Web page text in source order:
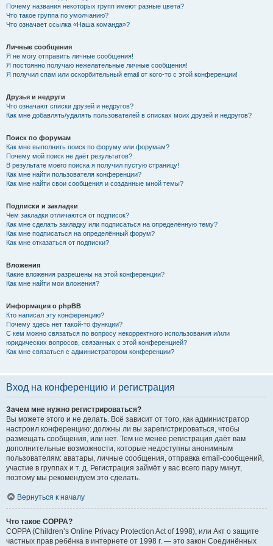
Почему названия некоторых групп имеют разные цвета?
Что такое группа по умолчанию?
Что означает ссылка «Наша команда»?
Личные сообщения
Я не могу отправить личные сообщения!
Я постоянно получаю нежелательные личные сообщения!
Я получил спам или оскорбительный email от кого-то с этой конференции!
Друзья и недруги
Что означают списки друзей и недругов?
Как мне добавлять/удалять пользователей в списках моих друзей и недругов?
Поиск по форумам
Как мне выполнить поиск по форуму или форумам?
Почему мой поиск не даёт результатов?
В результате моего поиска я получил пустую страницу!
Как мне найти пользователя конференции?
Как мне найти свои сообщения и созданные мной темы?
Подписки и закладки
Чем закладки отличаются от подписок?
Как мне сделать закладку или подписаться на определённую тему?
Как мне подписаться на определённый форум?
Как мне отказаться от подписки?
Вложения
Какие вложения разрешены на этой конференции?
Как мне найти мои вложения?
Информация о phpBB
Кто написал эту конференцию?
Почему здесь нет такой-то функции?
С кем можно связаться по вопросу некорректного использования и/или
юридических вопросов, связанных с этой конференцией?
Как мне связаться с администратором конференции?
Вход на конференцию и регистрация
Зачем мне нужно регистрироваться?
Вы можете этого и не делать. Всё зависит от того, как администратор
настроил конференцию: должны ли вы зарегистрироваться, чтобы
размещать сообщения, или нет. Тем не менее регистрация даёт вам
дополнительные возможности, которые недоступны анонимным
пользователям: аватары, личные сообщения, отправка email-сообщений,
участие в группах и т. д. Регистрация займёт у вас всего пару минут,
поэтому мы рекомендуем это сделать.
Вернуться к началу
Что такое COPPA?
COPPA (Children’s Online Privacy Protection Act of 1998), или Акт о защите
частных прав ребёнка в интернете от 1998 г. — это закон Соединённых